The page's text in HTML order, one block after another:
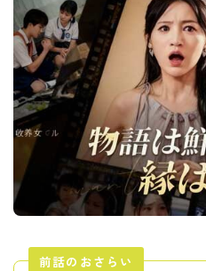
前話のおさらい